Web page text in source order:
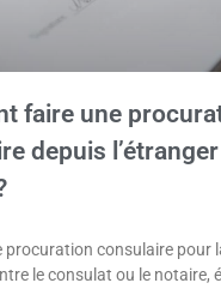
faire une
depuis
procuration consulaire pour
le consulat ou le notaire,